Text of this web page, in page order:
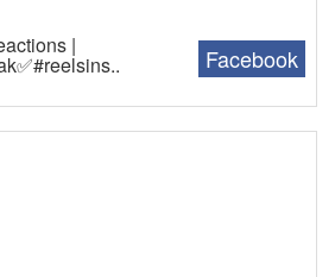
Facebook
|